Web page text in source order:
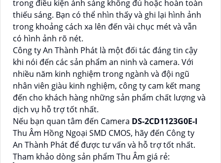
trong điều kiện ánh sáng không đủ hoặc hoàn toàn
thiếu sáng. Bạn có thể nhìn thấy và ghi lại hình ảnh
trong khoảng cách xa lên đến vài chục mét và vẫn
có hình ảnh rõ nét.
Công ty An Thành Phát là một đối tác đáng tin cậy
khi nói đến các sản phẩm an ninh và camera. Với
nhiều năm kinh nghiệm trong ngành và đội ngũ
nhân viên giàu kinh nghiệm, công ty cam kết mang
đến cho khách hàng những sản phẩm chất lượng và
dịch vụ hỗ trợ tốt nhất.
Nếu bạn quan tâm đến Camera DS-2CD1123G0E-I
Thu Âm Hồng Ngoại SMD CMOS, hãy đến Công ty
An Thành Phát để được tư vấn và hỗ trợ tốt nhất.
Tham khảo dòng sản phẩm Thu Âm giá rẻ: